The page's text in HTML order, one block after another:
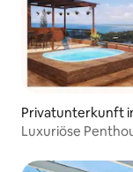
Privatunterkunft
Luxuriöse